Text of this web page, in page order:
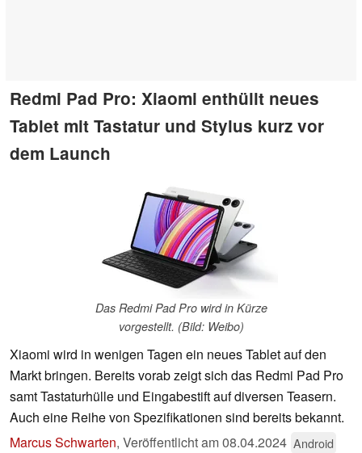
Redmi Pad Pro: Xiaomi enthüllt neues
Tablet mit Tastatur und Stylus kurz vor
dem Launch
Das Redmi Pad Pro wird in Kürze
vorgestellt. (Bild: Weibo)
Xiaomi wird in wenigen Tagen ein neues Tablet auf den
Markt bringen. Bereits vorab zeigt sich das Redmi Pad Pro
samt Tastaturhülle und Eingabestift auf diversen Teasern.
Auch eine Reihe von Spezifikationen sind bereits bekannt.
Marcus Schwarten, Veröffentlicht am08.04.2024 Android